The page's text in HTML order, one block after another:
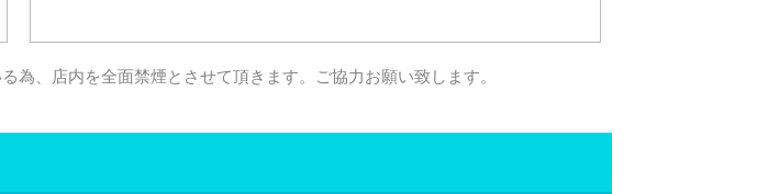
為、店内を全面禁煙とさせて頂きます。ご協力お願い致します。